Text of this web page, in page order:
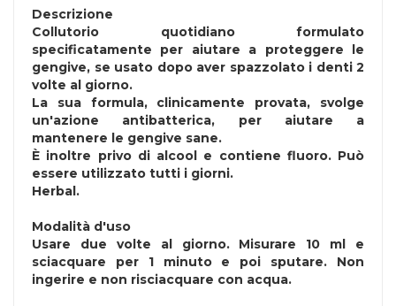
Descrizione
Collutorio quotidiano formulato
specificatamente per aiutare a proteggere le
gengive, se usato dopo aver spazzolato i denti 2
volte al giorno.
La sua formula, clinicamente provata, svolge
un'azione antibatterica, per aiutare a
mantenere le gengive sane.
È inoltre privo di alcool e contiene fluoro. Può
essere utilizzato tutti i giorni.
Herbal.
Modalità d'uso
Usare due volte al giorno. Misurare 10 ml e
sciacquare per 1 minuto e poi sputare. Non
ingerire e non risciacquare con acqua.